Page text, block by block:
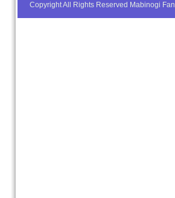
Copyright All Rights Reserved Mabinogi